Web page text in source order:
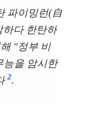
파이밍런(自
하다 한탄하
"정부 비
능을 암시한
2.